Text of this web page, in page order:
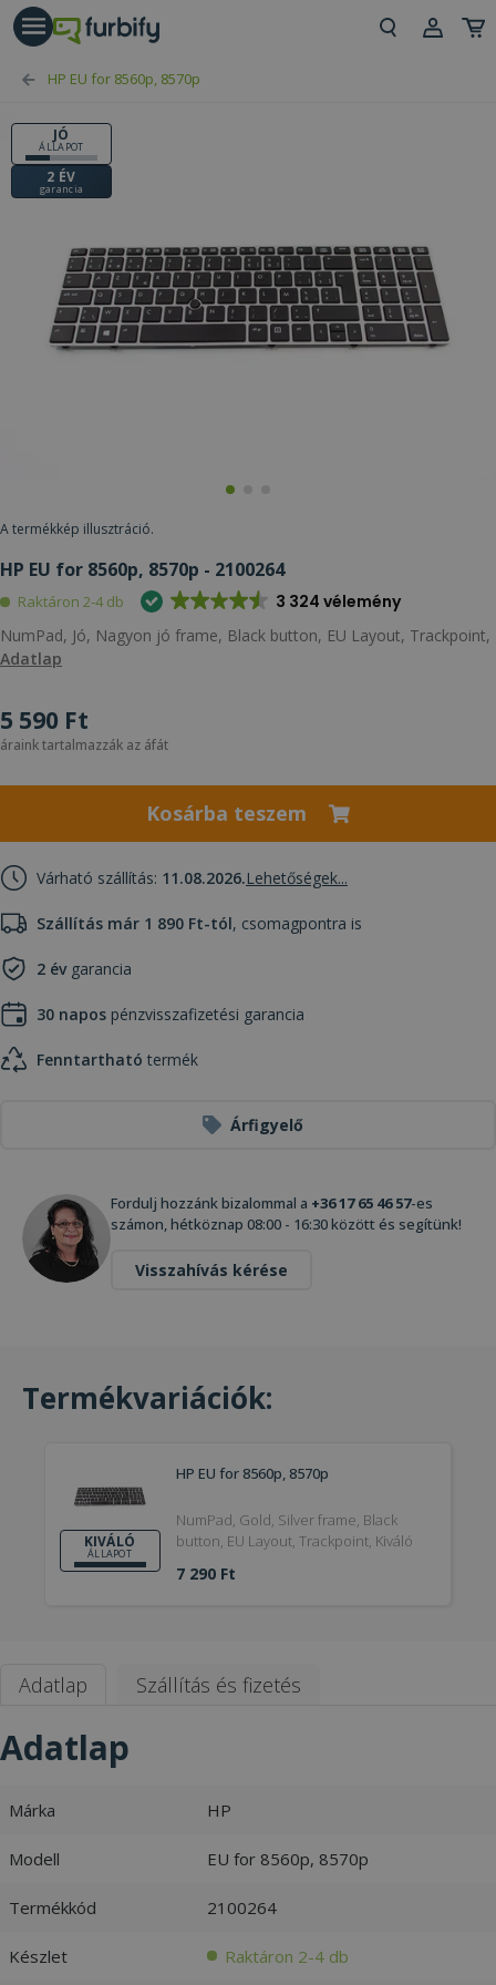
HP EU for 8560p, 8570p
JÓ
ÁLLAPOT
2 ÉV
garancia
A termékkép illusztráció.
HP EU for 8560p, 8570p - 2100264
Raktáron 2-4 db 3 324 vélemény
NumPad, Jó, Nagyon jó frame, Black button, EU Layout, Trackpoint,
Adatlap
5 590 Ft
áraink tartalmazzák az áfát
Kosárba teszem
Várható szállítás: 11.08.2026.Lehetőségek...
Szállítás már 1 890 Ft-tól, csomagpontra is
2 évgarancia
30 napos pénzvisszafizetési garancia
Fenntartható termék
Árfigyelő
Fordulj hozzánk bizalommal a +36 17 65 46 57-es
számon, hétköznap 08:00 - 16:30 között és segítünk!
Visszahívás kérése
Termékvariációk:
KIVÁLÓ
ÁLLAPOT
HP EU for 8560p, 8570p
NumPad, Gold, Silver frame, Black
button, EU Layout, Trackpoint, Kiváló
7 290 Ft
Adatlap Szállítás és fizetés
Adatlap
Márka HP
Modell EU for 8560p, 8570p
Termékkód 2100264
Készlet Raktáron 2-4 db
gomb